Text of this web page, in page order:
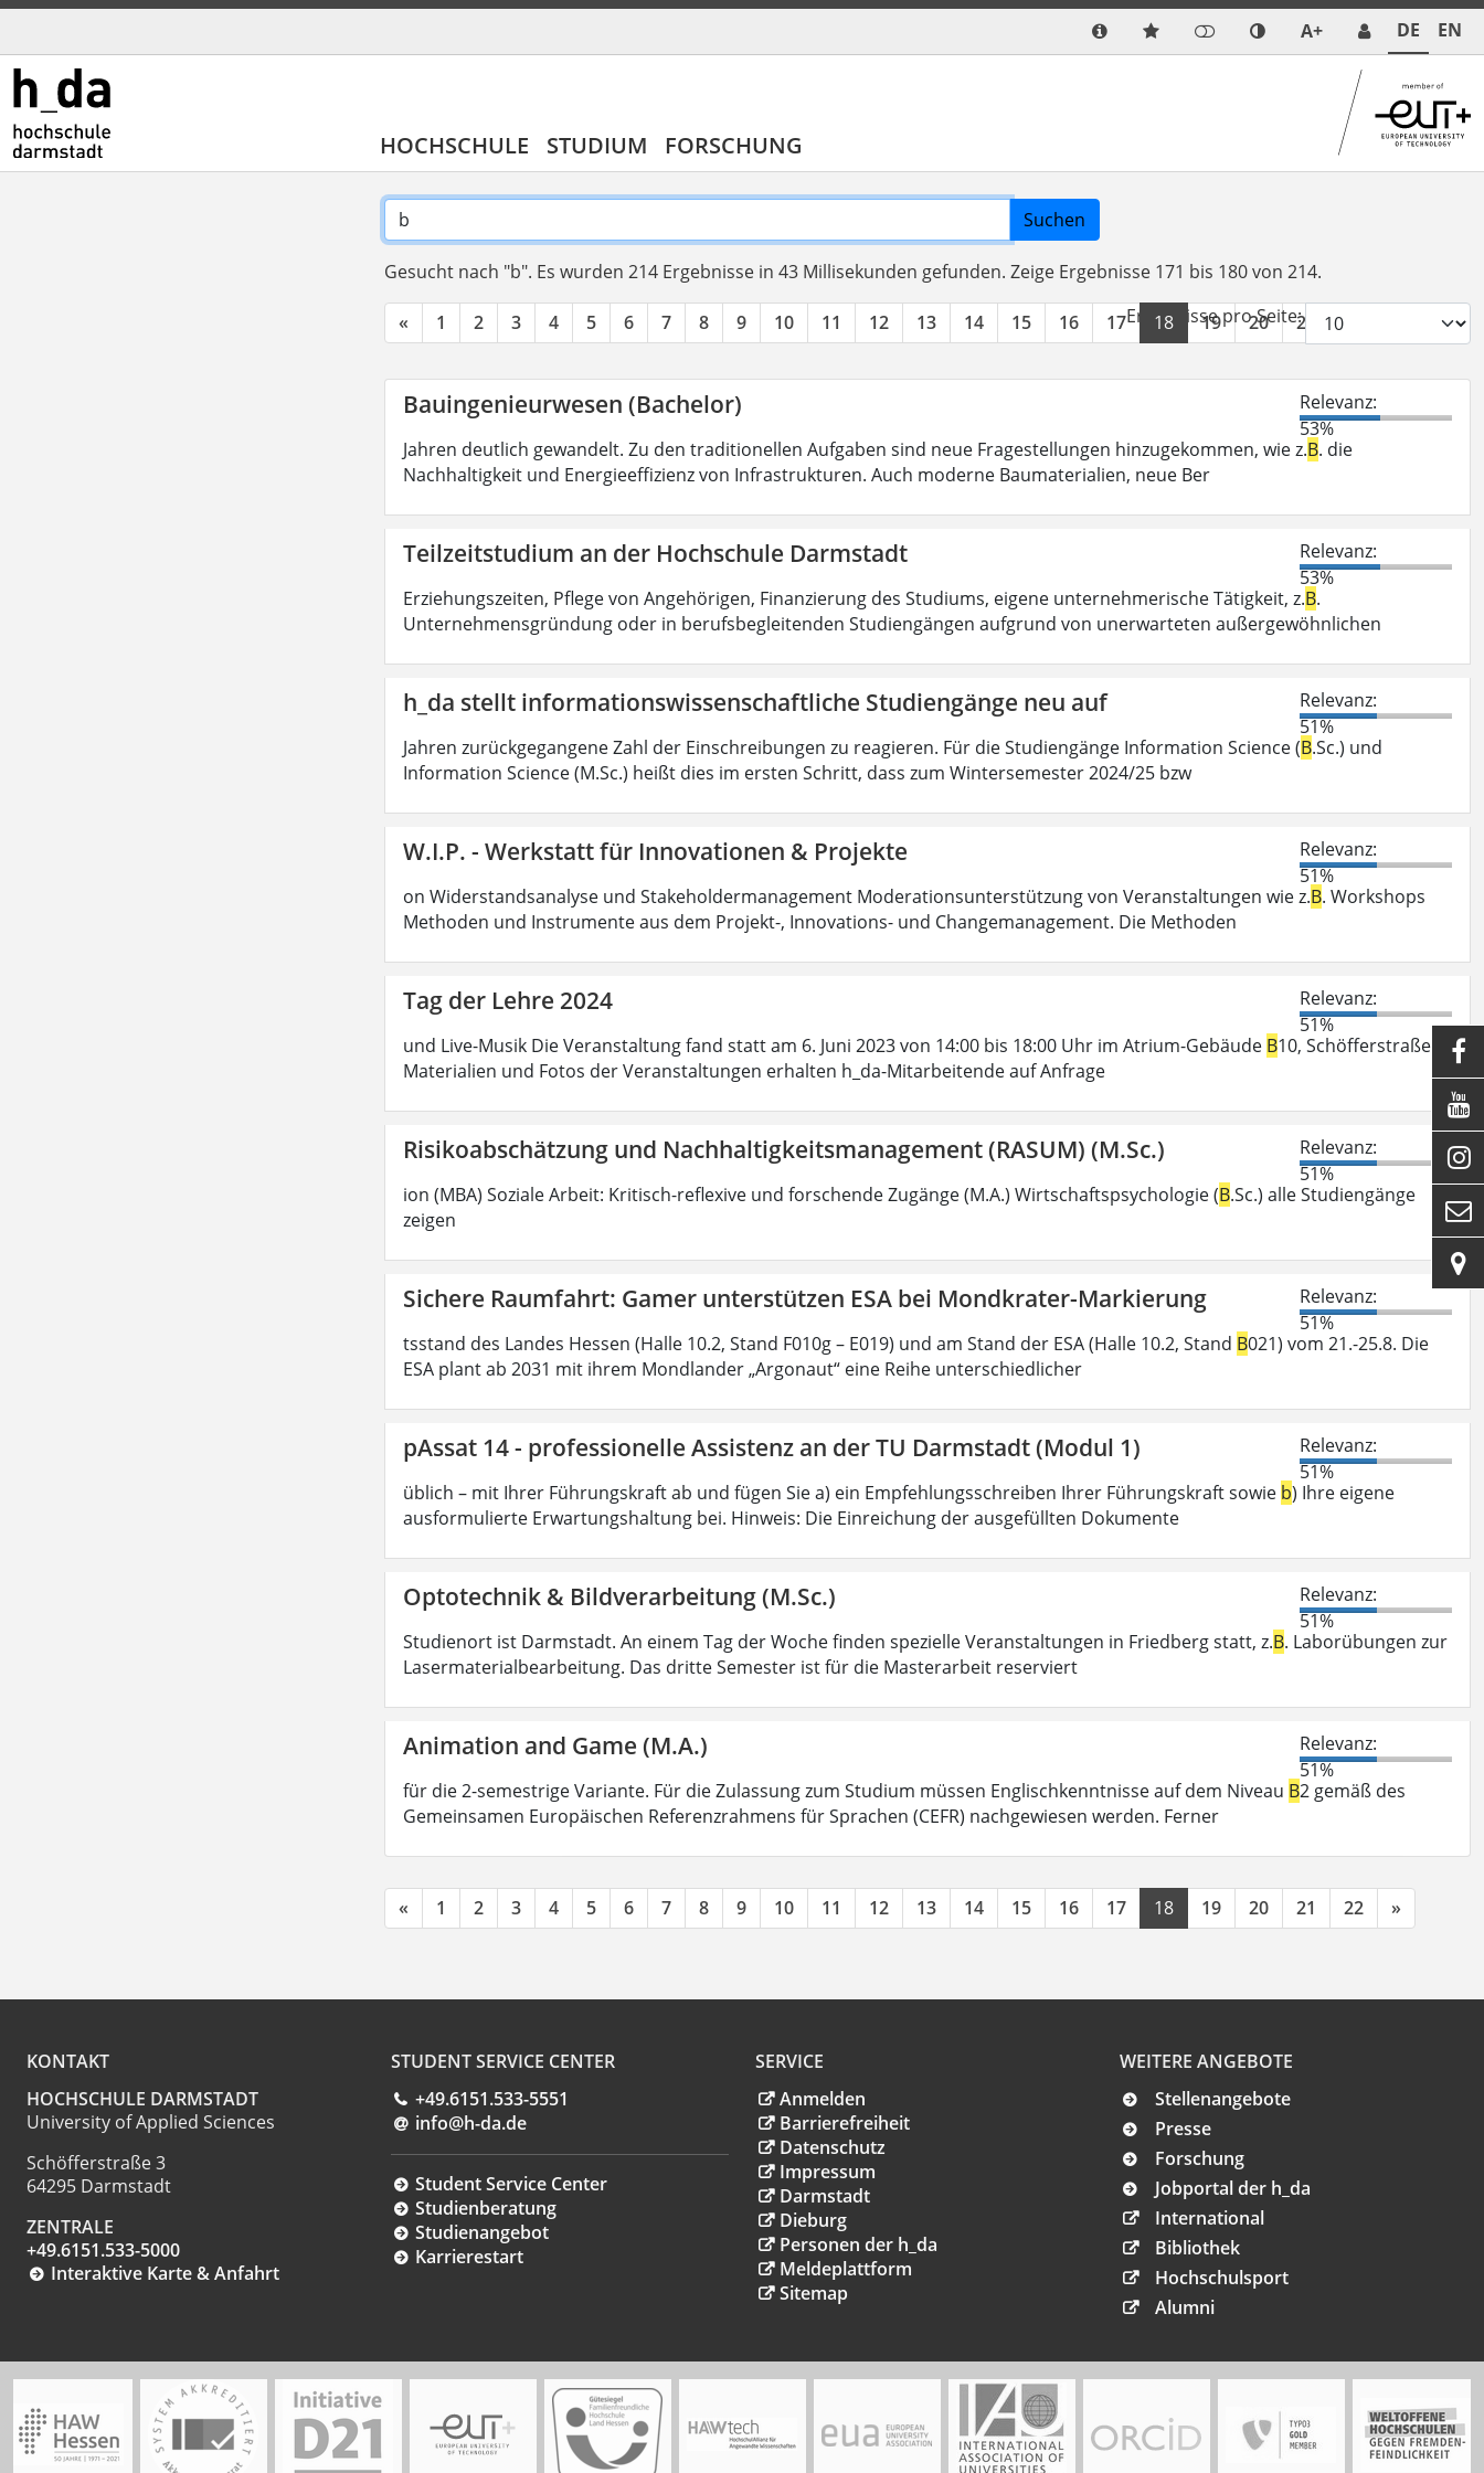
A+ DE EN
HOCHSCHULE STUDIUM FORSCHUNG
Suchen
Gesucht nach "b". Es wurden 214 Ergebnisse in 43 Millisekunden gefunden. Zeige Ergebnisse 171 bis 180 von 214.
« 1 2 3 4 5 6 7 8 9 10 11 12 13 14 15 16 17 18 19 20 21
Ergebnisse pro Seite:
Bauingenieurwesen (Bachelor)
Relevanz:
53%
Jahren deutlich gewandelt. Zu den traditionellen Aufgaben sind neue Fragestellungen hinzugekommen, wie z.B. die
Nachhaltigkeit und Energieeffizienz von Infrastrukturen. Auch moderne Baumaterialien, neue Ber
Teilzeitstudium an der Hochschule Darmstadt
Relevanz:
53%
Erziehungszeiten, Pflege von Angehörigen, Finanzierung des Studiums, eigene unternehmerische Tätigkeit, z.B.
Unternehmensgründung oder in berufsbegleitenden Studiengängen aufgrund von unerwarteten außergewöhnlichen
h_da stellt informationswissenschaftliche Studiengänge neu auf
Relevanz:
51%
Jahren zurückgegangene Zahl der Einschreibungen zu reagieren. Für die Studiengänge Information Science (B.Sc.) und
Information Science (M.Sc.) heißt dies im ersten Schritt, dass zum Wintersemester 2024/25 bzw
W.I.P. - Werkstatt für Innovationen & Projekte
Relevanz:
51%
on Widerstandsanalyse und Stakeholdermanagement Moderationsunterstützung von Veranstaltungen wie z.B. Workshops
Methoden und Instrumente aus dem Projekt-, Innovations- und Changemanagement. Die Methoden
Tag der Lehre 2024
Relevanz:
51%
und Live-Musik Die Veranstaltung fand statt am 6. Juni 2023 von 14:00 bis 18:00 Uhr im Atrium-Gebäude B10, Schöfferstraße 1.
Materialien und Fotos der Veranstaltungen erhalten h_da-Mitarbeitende auf Anfrage
Risikoabschätzung und Nachhaltigkeitsmanagement (RASUM) (M.Sc.)
Relevanz:
51%
ion (MBA) Soziale Arbeit: Kritisch-reflexive und forschende Zugänge (M.A.) Wirtschaftspsychologie (B.Sc.) alle Studiengänge
zeigen
Sichere Raumfahrt: Gamer unterstützen ESA bei Mondkrater-Markierung
Relevanz:
51%
tsstand des Landes Hessen (Halle 10.2, Stand F010g – E019) und am Stand der ESA (Halle 10.2, Stand B021) vom 21.-25.8. Die
ESA plant ab 2031 mit ihrem Mondlander „Argonaut“ eine Reihe unterschiedlicher
pAssat 14 - professionelle Assistenz an der TU Darmstadt (Modul 1)
Relevanz:
51%
üblich – mit Ihrer Führungskraft ab und fügen Sie a) ein Empfehlungsschreiben Ihrer Führungskraft sowie b) Ihre eigene
ausformulierte Erwartungshaltung bei. Hinweis: Die Einreichung der ausgefüllten Dokumente
Optotechnik & Bildverarbeitung (M.Sc.)
Relevanz:
51%
Studienort ist Darmstadt. An einem Tag der Woche finden spezielle Veranstaltungen in Friedberg statt, z.B. Laborübungen zur
Lasermaterialbearbeitung. Das dritte Semester ist für die Masterarbeit reserviert
Animation and Game (M.A.)
Relevanz:
51%
für die 2-semestrige Variante. Für die Zulassung zum Studium müssen Englischkenntnisse auf dem Niveau B2 gemäß des
Gemeinsamen Europäischen Referenzrahmens für Sprachen (CEFR) nachgewiesen werden. Ferner
« 1 2 3 4 5 6 7 8 9 10 11 12 13 14 15 16 17 18 19 20 21 22 »
KONTAKT
HOCHSCHULE DARMSTADT
University of Applied Sciences
Schöfferstraße 3
64295 Darmstadt
ZENTRALE
+49.6151.533-5000
Interaktive Karte & Anfahrt
STUDENT SERVICE CENTER
+49.6151.533-5551
info@h-da.de
Student Service Center
Studienberatung
Studienangebot
Karrierestart
SERVICE
Anmelden
Barrierefreiheit
Datenschutz
Impressum
Darmstadt
Dieburg
Personen der h_da
Meldeplattform
Sitemap
WEITERE ANGEBOTE
Stellenangebote
Presse
Forschung
Jobportal der h_da
International
Bibliothek
Hochschulsport
Alumni




